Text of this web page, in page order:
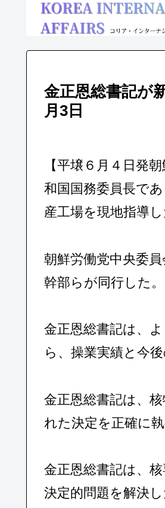
金正恩総書記が
月3日
【平壌６月４日発
和国国務委員長で
産工場を現地指導し
朝鮮労働党中央委
幹部らが同行した。
金正恩総書記は、
ら、操業実績と今
金正恩総書記は、
れた決定を正確に
金正恩総書記は、
決定的問題を解決